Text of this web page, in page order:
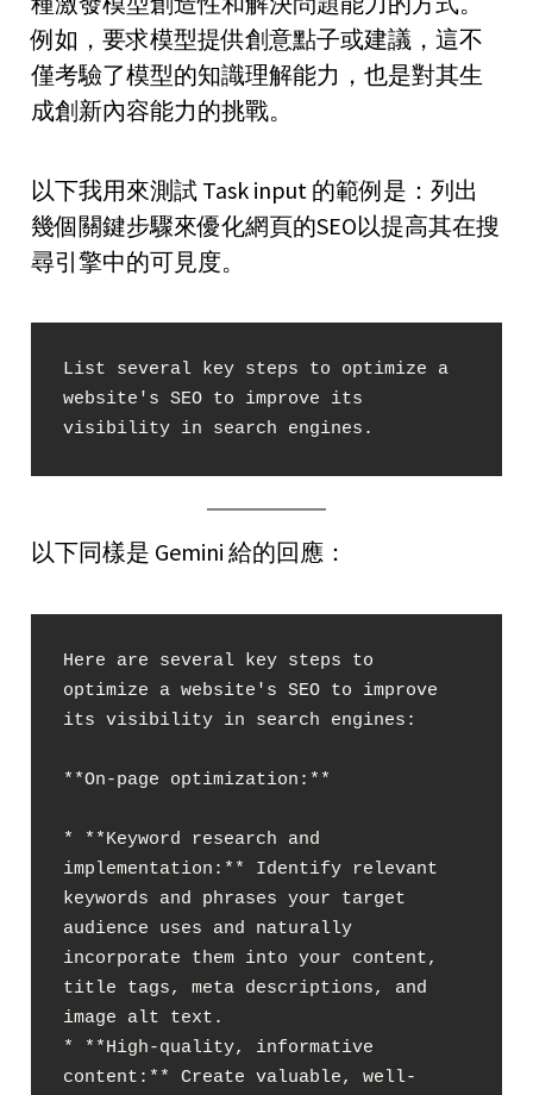
例如，要求模型提供創意點子或建議，這不
僅考驗了模型的知識理解能力，也是對其生
成創新內容能力的挑戰。
以下我用來測試 Task input 的範例是：列出
幾個關鍵步驟來優化網頁的SEO以提高其在搜
尋引擎中的可見度。
List several key steps to optimize a
website's SEO to improve its
visibility in search engines.
以下同樣是 Gemini 給的回應：
Here are several key steps to
optimize a website's SEO to improve
its visibility in search engines:
**On-page optimization:**
* **Keyword research and
implementation:** Identify relevant
keywords and phrases your target
audience uses and naturally
incorporate them into your content,
title tags, meta descriptions, and
image alt text.
* **High-quality, informative
content:** Create valuable, well-